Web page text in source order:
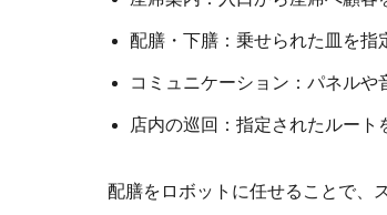
配膳・下膳：乗せられた皿を指
コミュニケーション：パネルや
店内の巡回：指定されたルート
配膳をロボットに任せることで、